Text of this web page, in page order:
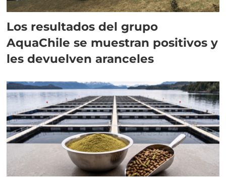
Los resultados del grupo
AquaChile se muestran positivos y
les devuelven aranceles